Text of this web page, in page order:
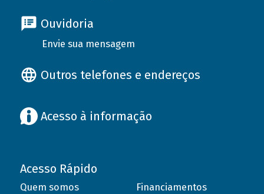
Ouvidoria
Envie sua mensagem
Outros telefones e endereços
Acesso à informação
Acesso Rápido
Quem somos
Financiamentos